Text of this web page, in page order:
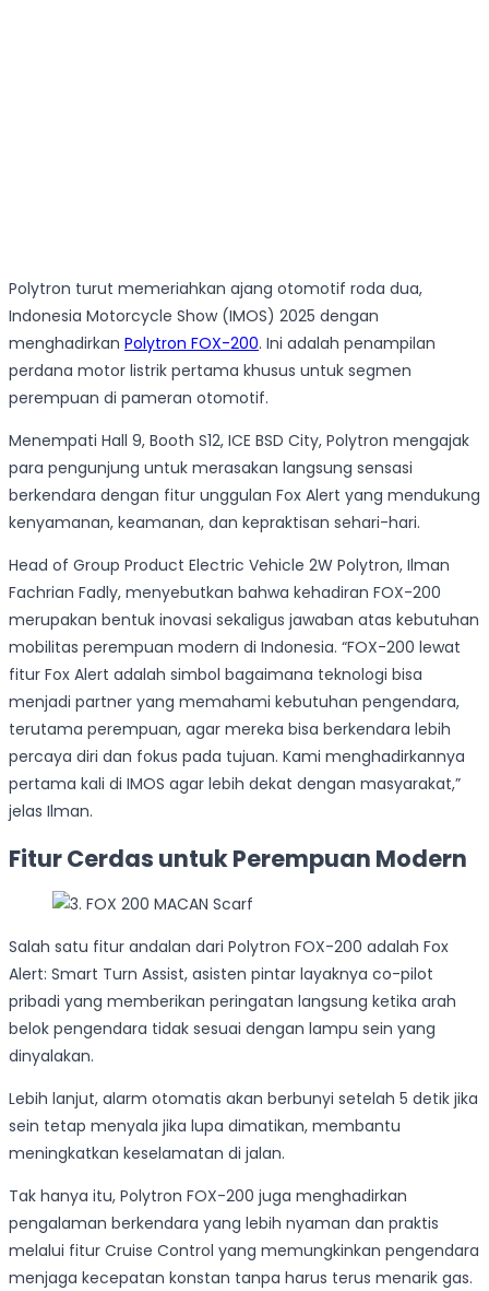
Polytron turut memeriahkan ajang otomotif roda dua,
Indonesia Motorcycle Show (IMOS) 2025 dengan
menghadirkan Polytron FOX-200. Ini adalah penampilan
perdana motor listrik pertama khusus untuk segmen
perempuan di pameran otomotif.
Menempati Hall 9, Booth S12, ICE BSD City, Polytron mengajak
para pengunjung untuk merasakan langsung sensasi
berkendara dengan fitur unggulan Fox Alert yang mendukung
kenyamanan, keamanan, dan kepraktisan sehari-hari.
Head of Group Product Electric Vehicle 2W Polytron, Ilman
Fachrian Fadly, menyebutkan bahwa kehadiran FOX-200
merupakan bentuk inovasi sekaligus jawaban atas kebutuhan
mobilitas perempuan modern di Indonesia. “FOX-200 lewat
fitur Fox Alert adalah simbol bagaimana teknologi bisa
menjadi partner yang memahami kebutuhan pengendara,
terutama perempuan, agar mereka bisa berkendara lebih
percaya diri dan fokus pada tujuan. Kami menghadirkannya
pertama kali di IMOS agar lebih dekat dengan masyarakat,”
jelas Ilman.
Fitur Cerdas untuk Perempuan Modern
Salah satu fitur andalan dari Polytron FOX-200 adalah Fox
Alert: Smart Turn Assist, asisten pintar layaknya co-pilot
pribadi yang memberikan peringatan langsung ketika arah
belok pengendara tidak sesuai dengan lampu sein yang
dinyalakan.
Lebih lanjut, alarm otomatis akan berbunyi setelah 5 detik jika
sein tetap menyala jika lupa dimatikan, membantu
meningkatkan keselamatan di jalan.
Tak hanya itu, Polytron FOX-200 juga menghadirkan
pengalaman berkendara yang lebih nyaman dan praktis
melalui fitur Cruise Control yang memungkinkan pengendara
menjaga kecepatan konstan tanpa harus terus menarik gas.